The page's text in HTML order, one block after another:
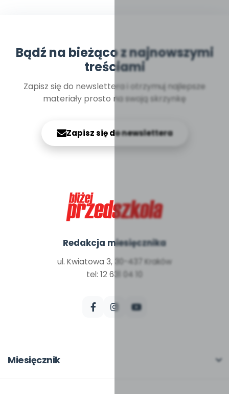
Bądź na bieżąco z najnowszymi
treściami
Zapisz się do newslettera i otrzymuj najlepsze
materiały prosto na swoją skrzynkę
Zapisz się do newslettera
Redakcja miesięcznika
ul. Kwiatowa 3, 30-437 Kraków
tel: 12 631 04 10
Miesięcznik